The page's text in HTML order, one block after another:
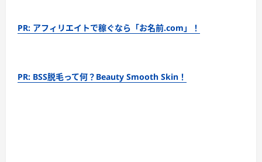
PR: アフィリエイトで稼ぐなら「お名前.com」！
PR: BSS脱毛って何？Beauty Smooth Skin！